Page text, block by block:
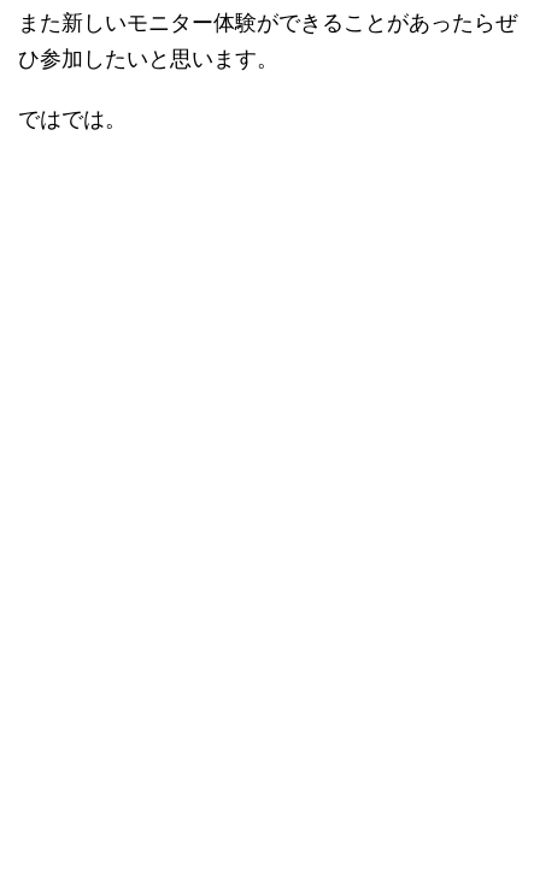
また新しいモニター体験ができることがあったらぜ
ひ参加したいと思います。
ではでは。